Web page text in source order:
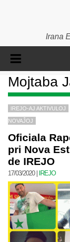
Irana
Mojtaba
IREJO-AJ AKTIVULOJ
NOVAĴOJ
Oficiala
pri Nova
de IREJO
17/03/2020| IREJO